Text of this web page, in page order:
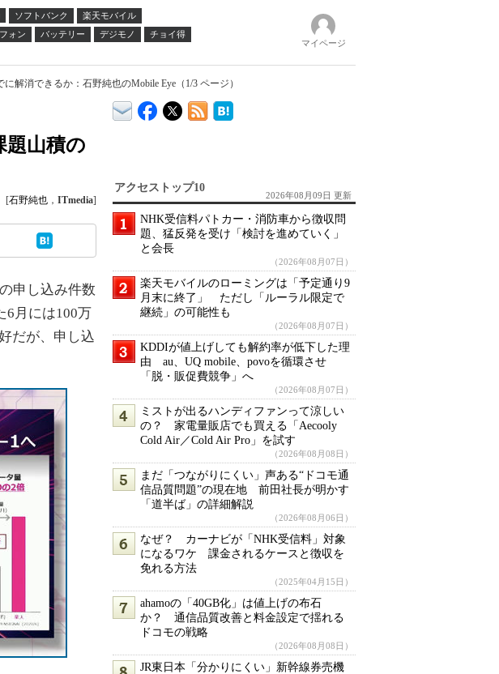
ソフトバンク
楽天モバイル
ォン バッテリー デジモノ
チョイ得
マイページ
解消できるか：石野純也のMobile Eye（1/3 ページ）
題山積の
[石野純也 ， ITmedia]
申し込み件数
6月には100万
だが、申し込
アクセストップ10
2026年08月09日 更新
NHK受信料パトカー・消防車から徴収問
題、猛反発を受け「検討を進めていく」
と会長
（2026年08月07日）
楽天モバイルのローミングは「予定通り9
月末に終了」 ただし「ルーラル限定で
継続」の可能性も
（2026年08月07日）
KDDIが値上げしても解約率が低下した理
由 au、UQ mobile、povoを循環させ
「脱・販促費競争」へ
（2026年08月07日）
ミストが出るハンディファンって涼しい
の？ 家電量販店でも買える「Aecooly
Cold Air／Cold Air Pro」を試す
（2026年08月08日）
まだ「つながりにくい」声ある“ドコモ通
信品質問題”の現在地 前田社長が明かす
「道半ば」の詳細解説
（2026年08月06日）
なぜ？ カーナビが「NHK受信料」対象
になるワケ 課金されるケースと徴収を
免れる方法
（2025年04月15日）
ahamoの「40GB化」は値上げの布石
か？ 通信品質改善と料金設定で揺れる
ドコモの戦略
（2026年08月08日）
JR東日本「分かりにくい」新幹線券売機